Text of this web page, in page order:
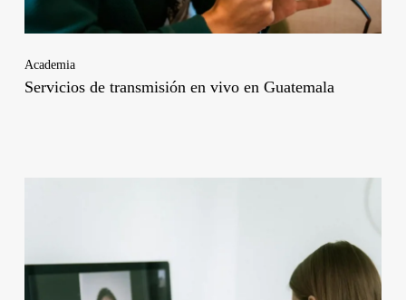
Academia
Servicios de transmisión en vivo en Guatemala